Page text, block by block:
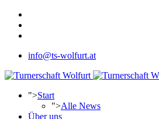
info@ts-wolfurt.at
">Start
">Alle News
Über uns